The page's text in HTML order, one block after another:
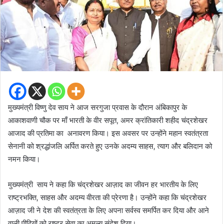
मुख्यमंत्री विष्णु देव साय ने आज सरगुजा प्रवास के दौरान अंबिकापुर के
आकाशवाणी चौक पर माँ भारती के वीर सपूत, अमर क्रांतिकारी शहीद चंद्रशेखर
आजाद की प्रतिमा का अनावरण किया। इस अवसर पर उन्होंने महान स्वतंत्रता
सेनानी को श्रद्धांजलि अर्पित करते हुए उनके अदम्य साहस, त्याग और बलिदान को
नमन किया।
मुख्यमंत्री साय ने कहा कि चंद्रशेखर आज़ाद का जीवन हर भारतीय के लिए
राष्ट्रभक्ति, साहस और अदम्य वीरता की प्रेरणा है। उन्होंने कहा कि चंद्रशेखर
आज़ाद जी ने देश की स्वतंत्रता के लिए अपना सर्वस्व समर्पित कर दिया और आने